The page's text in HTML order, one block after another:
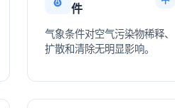
件
气象条件对空气污染物稀释、
扩散和清除无明显影响。